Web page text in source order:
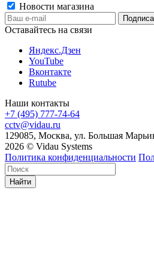
Новости магазина
Оставайтесь на связи
Яндекс.Дзен
YouTube
Вконтакте
Rutube
Наши контакты
+7 (495) 777-74-64
cctv@vidau.ru
129085, Москва, ул. Большая
2026 © Vidau Systems
Политика конфиденциальности
Найти